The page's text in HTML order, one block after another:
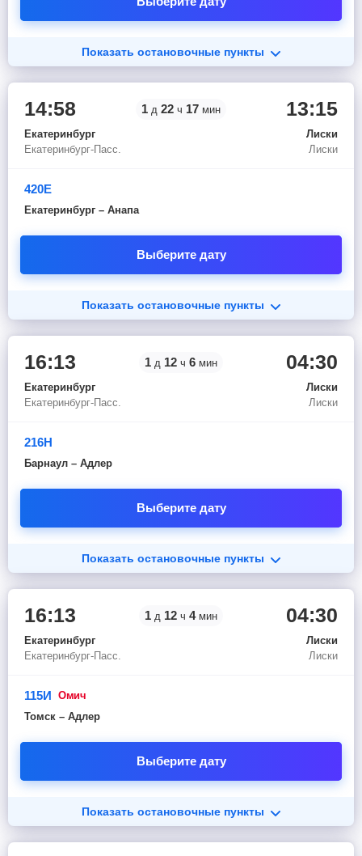
Показать остановочные пункты
14:58
Екатеринбург
Екатеринбург-Пасс.
1 д 22 ч 17 мин 13:15
Лиски
Лиски
420Е
Екатеринбург – Анапа
Выберите дату
Показать остановочные пункты
16:13
Екатеринбург
Екатеринбург-Пасс.
1 д 12 ч 6 мин 04:30
Лиски
Лиски
216Н
Барнаул – Адлер
Выберите дату
Показать остановочные пункты
16:13
Екатеринбург
Екатеринбург-Пасс.
1 д 12 ч 4 мин 04:30
Лиски
Лиски
115И
омич
Томск – Адлер
Выберите дату
Показать остановочные пункты